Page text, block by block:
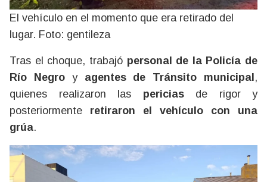
El vehículo en el momento que era retirado del
lugar. Foto: gentileza
Tras el choque, trabajó personal de la Policía de
Río Negroyagentes de Tránsito municipal ,
quienes realizaron las periciasde rigor y
posteriormente retiraron el vehículo con una
grúa.